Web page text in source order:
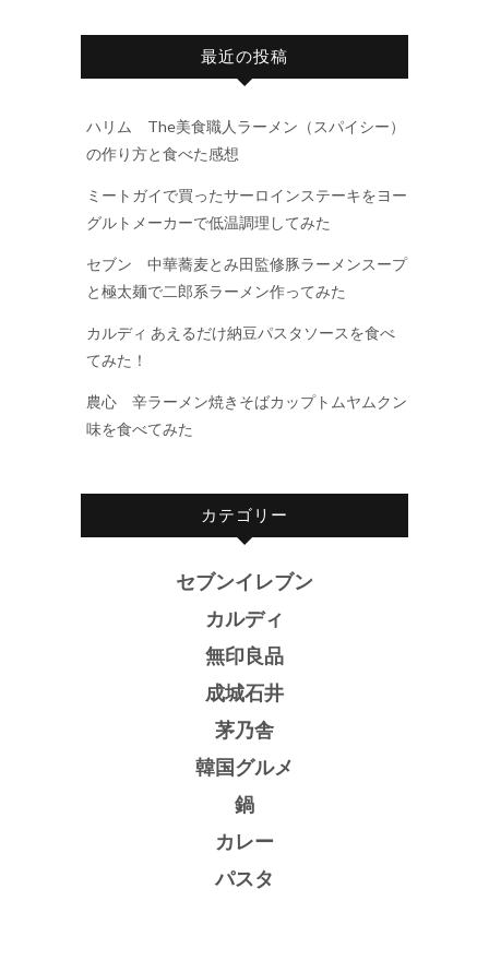
最近の投稿
ハリム The美食職人ラーメン（スパイシー）
の作り方と食べた感想
ミートガイで買ったサーロインステーキをヨー
グルトメーカーで低温調理してみた
セブン 中華蕎麦とみ田監修豚ラーメンスープ
と極太麺で二郎系ラーメン作ってみた
カルディ あえるだけ納豆パスタソースを食べ
てみた！
農心 辛ラーメン焼きそばカップトムヤムクン
味を食べてみた
カテゴリー
セブンイレブン
カルディ
無印良品
成城石井
茅乃舎
韓国グルメ
鍋
カレー
パスタ